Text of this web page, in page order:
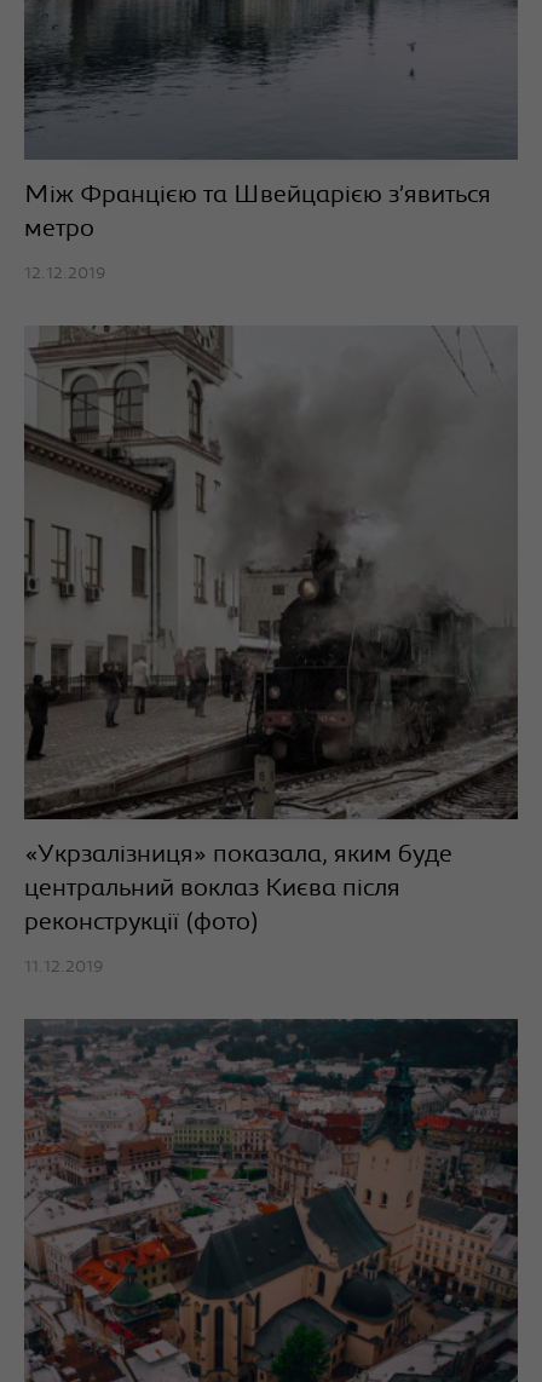
Між Францією та Швейцарією з’явиться
метро
12.12.2019
«Укрзалізниця» показала, яким буде
центральний воклаз Києва після
реконструкції (фото)
11.12.2019